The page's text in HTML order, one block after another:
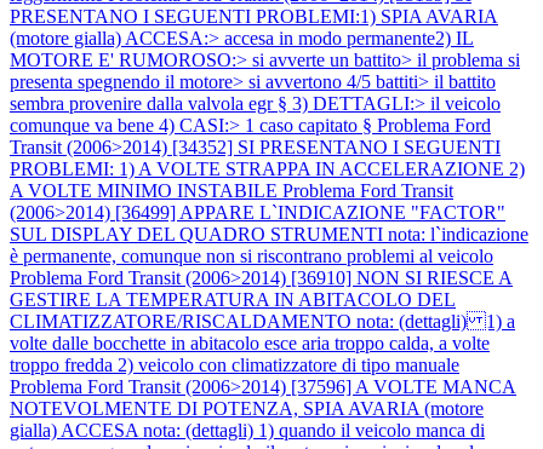
PRESENTANO I SEGUENTI PROBLEMI:1) SPIA AVARIA
(motore gialla) ACCESA:> accesa in modo permanente2) IL
MOTORE E' RUMOROSO:> si avverte un battito> il problema si
presenta spegnendo il motore> si avvertono 4/5 battiti> il battito
sembra provenire dalla valvola egr § 3) DETTAGLI:> il veicolo
comunque va bene 4) CASI:> 1 caso capitato § Problema Ford
Transit (2006>2014) [34352] SI PRESENTANO I SEGUENTI
PROBLEMI: 1) A VOLTE STRAPPA IN ACCELERAZIONE 2)
A VOLTE MINIMO INSTABILE Problema Ford Transit
(2006>2014) [36499] APPARE L`INDICAZIONE "FACTOR"
SUL DISPLAY DEL QUADRO STRUMENTI nota: l`indicazione
è permanente, comunque non si riscontrano problemi al veicolo
Problema Ford Transit (2006>2014) [36910] NON SI RIESCE A
GESTIRE LA TEMPERATURA IN ABITACOLO DEL
CLIMATIZZATORE/RISCALDAMENTO nota: (dettagli) 1) a
volte dalle bocchette in abitacolo esce aria troppo calda, a volte
troppo fredda 2) veicolo con climatizzatore di tipo manuale
Problema Ford Transit (2006>2014) [37596] A VOLTE MANCA
NOTEVOLMENTE DI POTENZA, SPIA AVARIA (motore
gialla) ACCESA nota: (dettagli) 1) quando il veicolo manca di